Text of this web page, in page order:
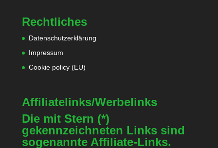
Rechtliches
Datenschutzerklärung
Impressum
Cookie policy (EU)
Affiliatelinks/Werbelinks
Die mit Stern (*)
gekennzeichneten Links sind
sogenannte Affiliate-Links.